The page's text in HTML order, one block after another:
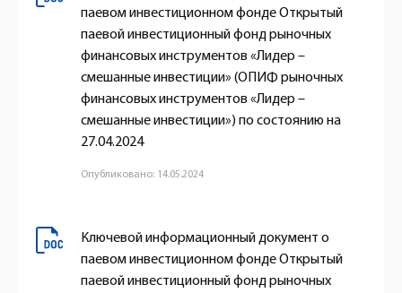
паевом инвестиционном фонде Открытый
паевой инвестиционный фонд рыночных
финансовых инструментов «Лидер –
смешанные инвестиции» (ОПИФ рыночных
финансовых инструментов «Лидер –
смешанные инвестиции») по состоянию на
27.04.2024
Опубликовано: 14.05.2024
Ключевой информационный документ о
паевом инвестиционном фонде Открытый
паевой инвестиционный фонд рыночных